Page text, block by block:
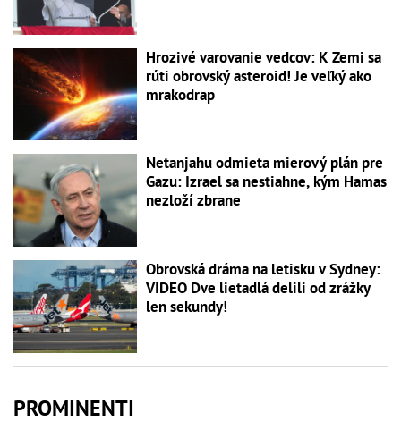
Hrozivé varovanie vedcov: K Zemi sa
rúti obrovský asteroid! Je veľký ako
mrakodrap
Netanjahu odmieta mierový plán pre
Gazu: Izrael sa nestiahne, kým Hamas
nezloží zbrane
Obrovská dráma na letisku v Sydney:
VIDEO Dve lietadlá delili od zrážky
len sekundy!
PROMINENTI